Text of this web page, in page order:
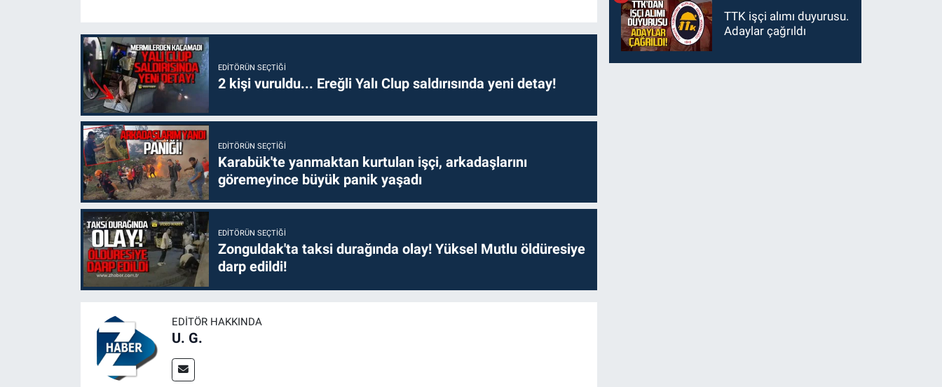
EDITÖRÜN SEÇTIĞI
2 kişi vuruldu... Ereğli Yalı Clup saldırısında yeni detay!
EDITÖRÜN SEÇTIĞI
Karabük'te yanmaktan kurtulan işçi, arkadaşlarını
göremeyince büyük panik yaşadı
EDITÖRÜN SEÇTIĞI
Zonguldak'ta taksi durağında olay! Yüksel Mutlu öldüresiye
darp edildi!
EDITÖR HAKKINDA
U. G.
TTK işçi alımı duyurusu.
Adaylar çağrıldı